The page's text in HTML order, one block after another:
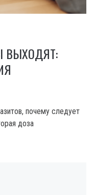
ВЫХОДЯТ:
почему следует
доза